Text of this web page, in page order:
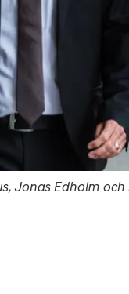
Jonas Edholm och